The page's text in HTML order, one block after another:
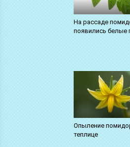
На рассаде
появились белые
Опыление
теплице